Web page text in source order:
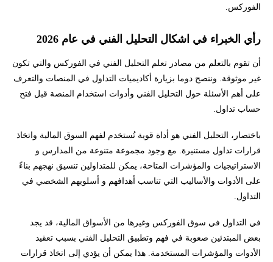
الفوركس.
رأي الخبراء في اشكال التحليل الفني في عام 2026
أن تقوم بالتعلم من مصادر تعلم التحليل الفني في الفوركس والتي تكون
غير موثوقة. وننصح دوما بزيارة أكاديميات التداول في المنصات والتعرف
على أهم الأسئلة حول التحليل الفني وأدوات استخدام المنصة قبل فتح
حساب تداول.
باختصار، التحليل الفني هو أداة قوية تُستخدم لفهم السوق المالية واتخاذ
قرارات تداول مستنيرة. مع وجود مجموعة متنوعة من المدارس و
الاستراتيجيات والمؤشرات المتاحة، يمكن للمتداولين تنسيق نهجهم بناءً
على الأدوات والأساليب التي تناسب أهدافهم و أسلوبهم الشخصي في
التداول.
في التداول في سوق الفوركس وغيرها من الأسواق المالية، قد يجد
بعض المبتدئين صعوبة في فهم وتطبيق التحليل الفني بسبب تعقيد
الأدوات والمؤشرات المستخدمة. هذا يمكن أن يؤدي إلى اتخاذ قرارات